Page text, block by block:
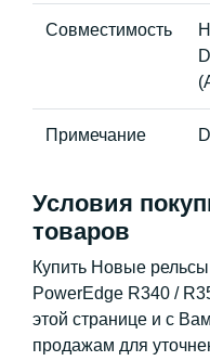
Совместимость
Примечание
Условия
товаров
Купить Новые
PowerEdge R340 /
этой странице и с
продажам для